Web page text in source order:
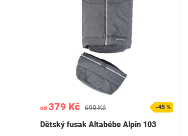
od 379 Kč 690 Kč -45 %
Dětský fusak Altabébe Alpin 103